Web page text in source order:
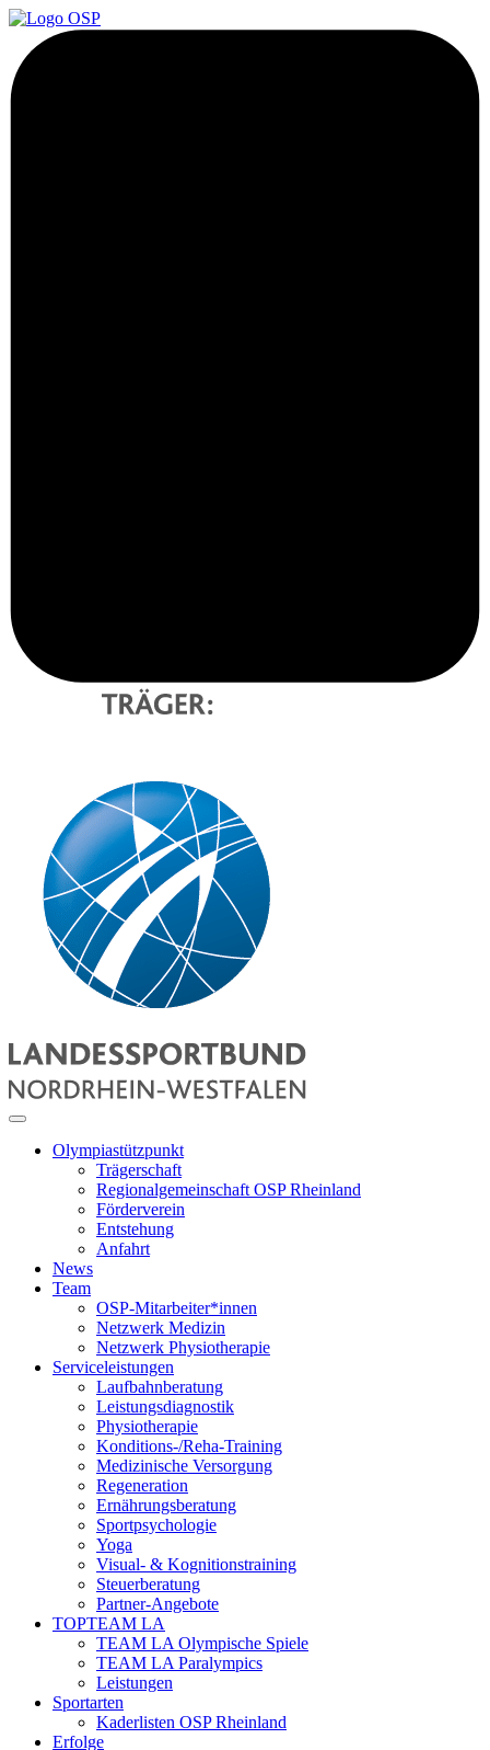
Olympiastützpunkt
Trägerschaft
Regionalgemeinschaft OSP Rheinland
Förderverein
Entstehung
Anfahrt
News
Team
OSP-Mitarbeiter*innen
Netzwerk Medizin
Netzwerk Physiotherapie
Serviceleistungen
Laufbahnberatung
Leistungsdiagnostik
Physiotherapie
Konditions-/Reha-Training
Medizinische Versorgung
Regeneration
Ernährungsberatung
Sportpsychologie
Yoga
Visual- & Kognitionstraining
Steuerberatung
Partner-Angebote
TOPTEAM LA
TEAM LA Olympische Spiele
TEAM LA Paralympics
Leistungen
Sportarten
Kaderlisten OSP Rheinland
Erfolge